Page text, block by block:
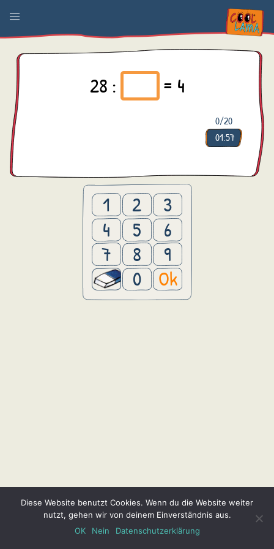
28 : = 4
0/20
01:57
1 2
3
4
5
6
7
8
9
0
Ok
Diese Website benutzt Cookies. Wenn du die Website weiter
nutzt, gehen wir von deinem Einverständnis aus.
OK
Nein Datenschutzerklärung